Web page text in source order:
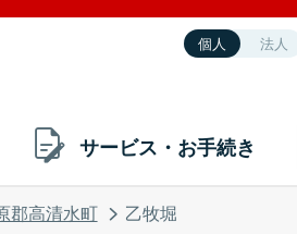
個人 法人
サービス・お手続き
郡高清水町 乙牧堀